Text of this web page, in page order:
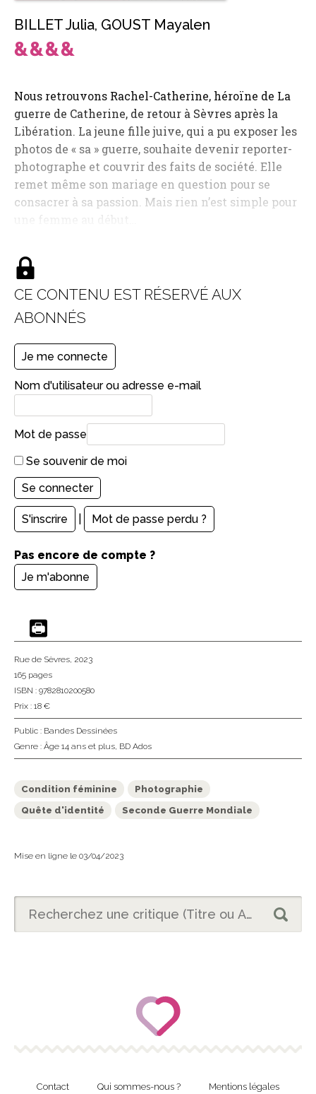
BILLET Julia, GOUST Mayalen
Nous retrouvons Rachel-Catherine, héroïne de La
guerre de Catherine, de retour à Sèvres après la
Libération. La jeune fille juive, qui a pu exposer les
photos de « sa » guerre, souhaite devenir reporter-
photographe et couvrir des faits de société. Elle
remet même son mariage en question pour se
consacrer à sa passion. Mais rien n’est simple pour
une femme au début…
CE CONTENU EST RÉSERVÉ AUX
ABONNÉS
Je me connecte
Nom d'utilisateur ou adresse e-mail
Mot de passe
Se souvenir de moi
S'inscrire Mot de passe perdu ?
Pas encore de compte ?
Je m'abonne
Rue de Sèvres, 2023
165 pages
ISBN : 9782810200580
Prix : 18 €
Public : Bandes Dessinées
Genre : Âge 14 ans et plus, BD Ados
Condition féminine
Photographie
Quête d'identité
Seconde Guerre Mondiale
Mise en ligne le 03/04/2023
Contact Qui sommes-nous ?
Mentions légales